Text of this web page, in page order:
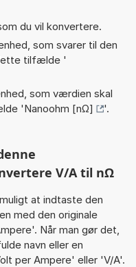
du vil konvertere.
som svarer til den
tilfælde '
som værdien skal
'Nanoohm [nΩ] '.
V/A til nΩ
at indtaste den
med den originale
Når man gør det,
navn eller en
per Ampere' eller 'V/A'.